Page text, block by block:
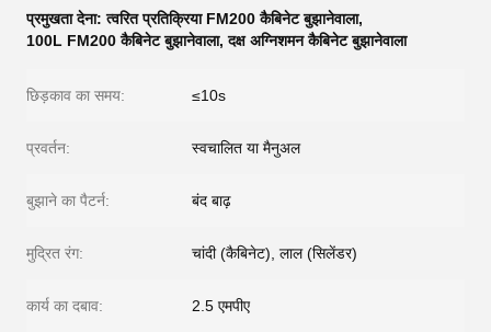
प्रमुखता देना:त्वरित प्रतिक्रिया FM200 कैबिनेट बुझानेवाला,
100L FM200 कैबिनेट बुझानेवाला,दक्ष अग्निशमन कैबिनेट बुझानेवाला
छिड़काव का समय: ≤10s
प्रवर्तन: स्वचालित या मैनुअल
बुझाने का पैटर्न: बंद बाढ़
मुद्रित रंग: चांदी (कैबिनेट), लाल (सिलेंडर)
कार्य का दबाव: 2.5 एमपीए